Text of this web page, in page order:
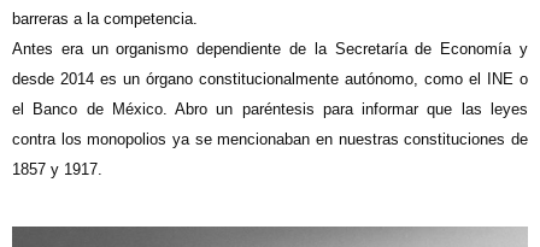
barreras a la competencia.
Antes era un organismo dependiente de la Secretaría de Economía y
desde 2014 es un órgano constitucionalmente autónomo, como el INE o
el Banco de México. Abro un paréntesis para informar que las leyes
contra los monopolios ya se mencionaban en nuestras constituciones de
1857 y 1917.